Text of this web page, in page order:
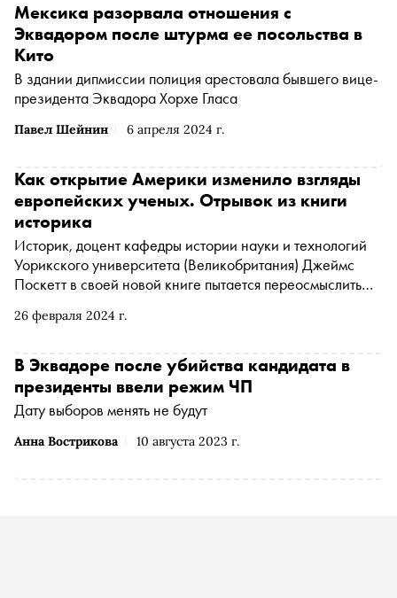
Павел Шейнин 6 апреля 2024 г.
Мексика разорвала отношения с
Эквадором после штурма ее посольства в
Кито
В здании дипмиссии полиция арестовала бывшего вице-
президента Эквадора Хорхе Гласа
26 февраля 2024 г.
Как открытие Америки изменило взгляды
европейских ученых. Отрывок из книги
историка
Историк, доцент кафедры истории науки и технологий
Уорикского университета (Великобритания) Джеймс
Поскетт в своей новой книге пытается переосмыслить
мира. «Незападная история науки», попавшая в шорт-
издательстве «Альпина Паблишер». «Сноб» публикует
отрывок
Анна Вострикова 10 августа 2023 г.
В Эквадоре после убийства кандидата в
президенты ввели режим ЧП
Дату выборов менять не будут